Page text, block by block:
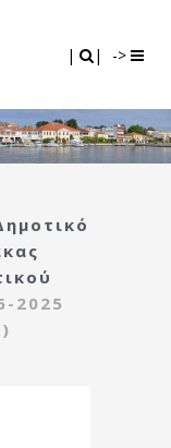
| | ->
2025